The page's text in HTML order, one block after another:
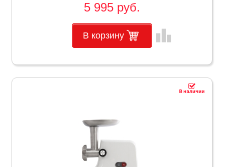
5 995 руб.
В корзину leaderboard